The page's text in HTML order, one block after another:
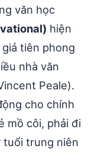
văn học
hiện
tiên phong
nhà văn
Peale).
cho chính
mồ côi, phải đi
tuổi trung niên